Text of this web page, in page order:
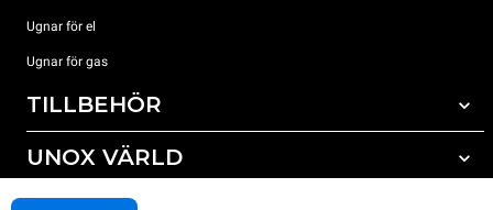
Ugnar för el
Ugnar för gas
TILLBEHÖR
Alla tillbehör
UNOX VÄRLD